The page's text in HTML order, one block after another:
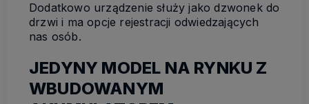
Dodatkowo urządzenie służy jako dzwonek do
drzwi i ma opcje rejestracji odwiedzających
nas osób.
JEDYNY MODEL NA RYNKU Z
WBUDOWANYM